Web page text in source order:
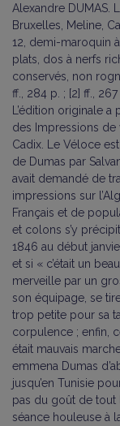
Alexandre DUMAS.
Bruxelles, Meline,
12, demi-maroquin
plats, dos à nerfs
conservés, non
ff., 284 p. ; [2] ff.,
L’édition originale
des Impressions de
Cadix. Le Véloce
de Dumas par
avait demandé de
impressions sur
Français et de
et colons s’y
1846 au début
et si « c’était un
merveille par un
son équipage, se
trop petite pour sa
corpulence ; enfin,
était mauvais
emmena Dumas
jusqu’en Tunisie
pas du goût de tout
séance houleuse à